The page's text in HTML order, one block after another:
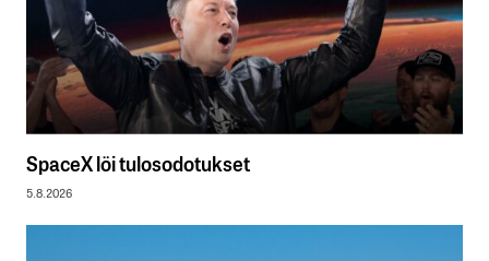
SpaceX löi tulosodotukset
5.8.2026